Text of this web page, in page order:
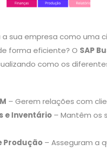
a sua empresa como uma
forma eficiente? O SAP
como os
– Gerem relações com
e Inventário – Mantêm os
Produção – Asseguram a